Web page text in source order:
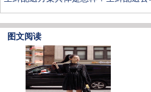
图文阅读